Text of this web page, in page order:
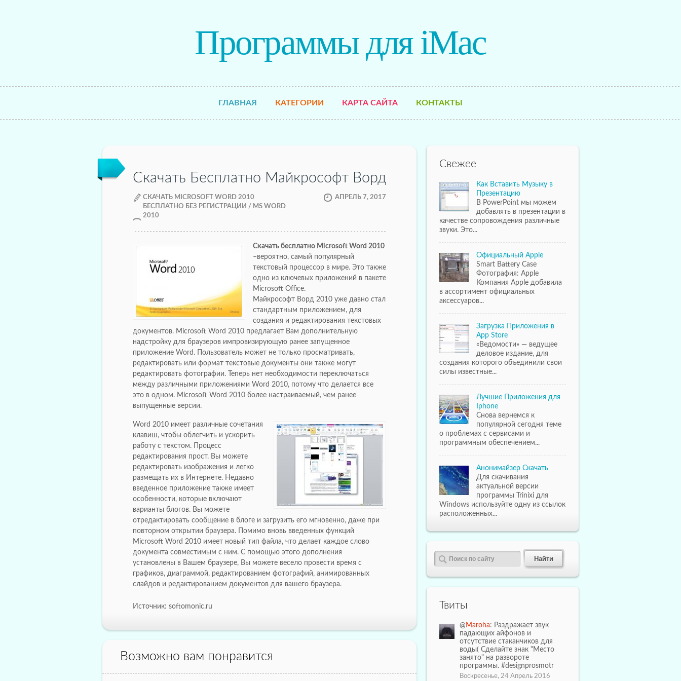
Программы для iMac
ГЛАВНАЯ КАТЕГОРИИ КАРТА САЙТА КОНТАКТЫ
Скачать Бесплатно Майкрософт Ворд
СКАЧАТЬ MICROSOFT WORD 2010
БЕСПЛАТНО БЕЗ РЕГИСТРАЦИИ / MS WORD
2010
АПРЕЛЬ 7, 2017
Cкачать бесплатно Microsoft Word 2010
–вероятно, самый популярный
текстовый процессор в мире. Это также
одно из ключевых приложений в пакете
Microsoft Office.
Майкрософт Ворд 2010 уже давно стал
стандартным приложением, для
создания и редактирования текстовых
документов. Microsoft Word 2010 предлагает Вам дополнительную
надстройку для браузеров импровизирующую ранее запущенное
приложение Word. Пользователь может не только просматривать,
редактировать или формат текстовые документы они также могут
редактировать фотографии. Теперь нет необходимости переключаться
между различными приложениями Word 2010, потому что делается все
это в одном. Microsoft Word 2010 более настраиваемый, чем ранее
выпущенные версии.
Word 2010 имеет различные сочетания
клавиш, чтобы облегчить и ускорить
работу с текстом. Процесс
редактирования прост. Вы можете
редактировать изображения и легко
размещать их в Интернете. Недавно
введенное приложение также имеет
особенности, которые включают
варианты блогов. Вы можете
отредактировать сообщение в блоге и загрузить его мгновенно, даже при
повторном открытии браузера. Помимо вновь введенных функций
Microsoft Word 2010 имеет новый тип файла, что делает каждое слово
документа совместимым с ним. С помощью этого дополнения
установлены в Вашем браузере, Вы можете весело провести время с
графиков, диаграммой, редактированием фотографий, анимированных
слайдов и редактированием документов для вашего браузера.
Источник: softomonic.ru
Возможно вам понравится
Свежее
Как Вставить Музыку в
Презентацию
В PowerPoint мы можем
добавлять в презентации в
качестве сопровождения различные
звуки. Это...
Официальный Apple
Smart Battery Case
Фотография: Apple
Компания Apple добавила
в ассортимент официальных
аксессуаров...
Загрузка Приложения в
App Store
«Ведомости» — ведущее
деловое издание, для
создания которого объединили свои
силы известные...
Лучшие Приложения для
Iphone
Снова вернемся к
популярной сегодня теме
о проблемах с сервисами и
программным обеспечением...
Анонимайзер Скачать
Для скачивания
актуальной версии
программы Trinixi для
Windows используйте одну из ссылок
расположенных...
Твиты
@ Maroha: Раздражает звук
падающих айфонов и
отсутствие стаканчиков для
воды( Сделайте знак "Место
занято" на развороте
программы. #designprosmotr
Воскресенье, 24 Апрель 2016